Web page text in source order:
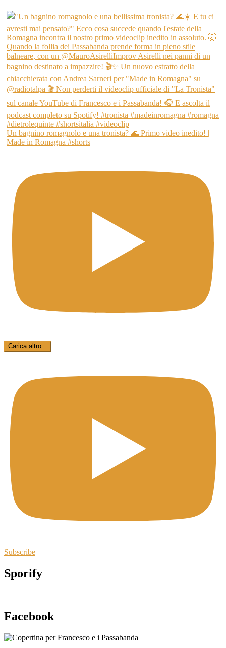
Un bagnino romagnolo e una tronista? 🌊 Primo video inedito! |
Made in Romagna #shorts
Carica altro...
Subscribe
Sporify
Facebook